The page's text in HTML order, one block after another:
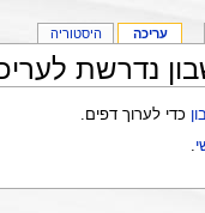
נדרשת
כדי לערוך דפים.
עריכה היסטוריה